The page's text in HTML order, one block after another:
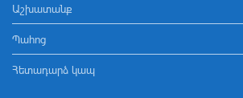
Աշխատանք
Պահոց
Հետադարձ կապ